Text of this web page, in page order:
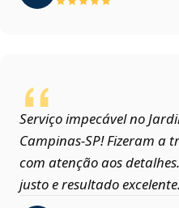
Serviço impecável no
Campinas‑SP! Fizeram
com atenção aos
justo e resultado excelente.